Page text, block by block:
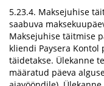
5.23.4. Maksejuhise
saabuva
Maksejuhise täitmise
kliendi Paysera Kontol
täidetakse. Ülekanne
määratud päeva